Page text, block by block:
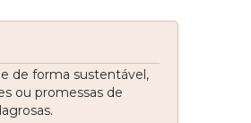
de forma sustentável,
ou promessas de